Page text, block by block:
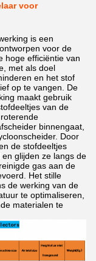
voor
is een
voor de
hoge efficiëntie van
met als doel
en het stof
op te vangen. De
maakt gebruik
van de
binnengaat,
Door
de stofdeeltjes
glijden ze langs de
gas aan de
Het stille
de werking van de
te optimaliseren,
materialen te